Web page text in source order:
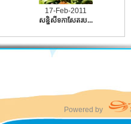
17-Feb-2011
សនិ្នសីទកាសែតរប...
Powered by